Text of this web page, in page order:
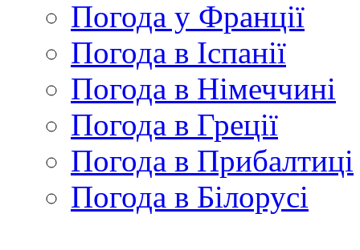
Погода у Франції
Погода в Іспанії
Погода в Німеччині
Погода в Греції
Погода в Прибалтиці
Погода в Білорусі